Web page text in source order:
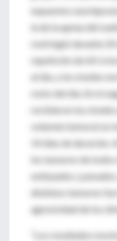
expuestos una
la de la apnea del
restringió durante
repetición de 60
al día, y los niveles
resto del día. En el
recibieron los
volumen tumoral se
14 días de duración.
los tumores de
extirpados y
distintos tumores
agresividad de los
“Los resultados